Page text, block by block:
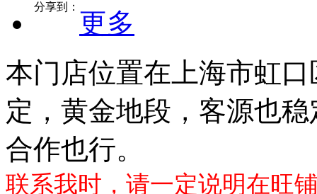
分享到：
更多
本门店位置在上海市虹
定，黄金地段，客源也
合作也行。
联系我时，请一定说明在旺